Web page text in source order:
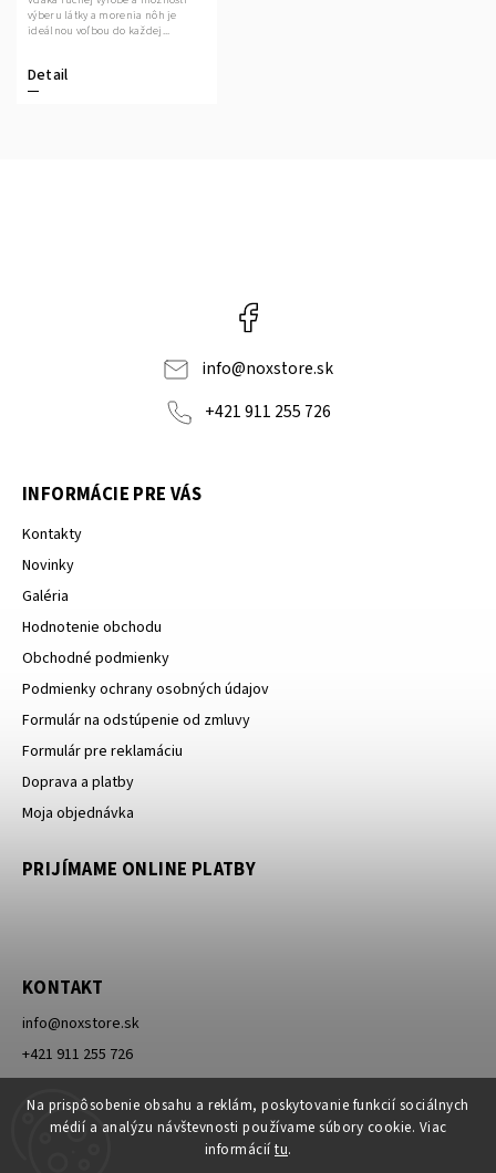
Na prispôsobenie obsahu a reklám, poskytovanie funkcií sociálnych
médií a analýzu návštevnosti používame súbory cookie. Viac
informácií tu.
Detail
výberu látky a morenia nôh je
ideálnou voľbou do každej...
info@noxstore.sk
+421 911 255 726
INFORMÁCIE PRE VÁS
Kontakty
Novinky
Galéria
Hodnotenie obchodu
Obchodné podmienky
Podmienky ochrany osobných údajov
Formulár na odstúpenie od zmluvy
Formulár pre reklamáciu
Doprava a platby
Moja objednávka
PRIJÍMAME ONLINE PLATBY
KONTAKT
info@noxstore.sk
+421 911 255 726